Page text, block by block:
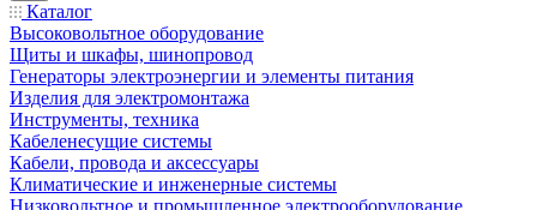
Каталог
Высоковольтное оборудование
Щиты и шкафы, шинопровод
Генераторы электроэнергии и элементы питания
Изделия для электромонтажа
Инструменты, техника
Кабеленесущие системы
Кабели, провода и аксессуары
Климатические и инженерные системы
Низковольтное и промышленное электрооборудование